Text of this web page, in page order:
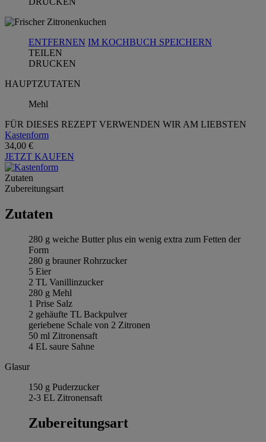
ENTFERNEN IM KOCHBUCH SPEICHERN
TEILEN
DRUCKEN
HAUPTZUTATEN
Mehl
FÜR DIESES REZEPT VERWENDEN WIR AM LIEBSTEN
Kastenform
34,00 €
JETZT KAUFEN
Zutaten
Zubereitungsart
Zutaten
280 g weiche Butter plus ein wenig extra zum Fetten der
Form
280 g brauner Rohrzucker
5 Eier
2 TL Vanillinzucker
280 g Mehl
1 Prise Salz
2 gehäufte TL Backpulver
geriebene Schale von 2 Zitronen
50 ml Zitronensaft
4 EL saure Sahne
Glasur
150 g Puderzucker
2-3 EL Zitronensaft
Zubereitungsart